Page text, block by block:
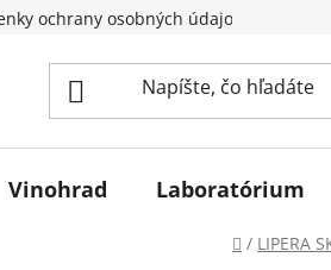
ochrany osobných údajov
Vinohrad Laboratórium
Domov
/ LIPERA